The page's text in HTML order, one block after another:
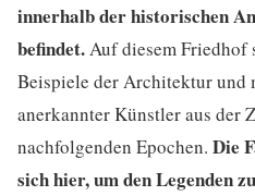
innerhalb der historischen
befindet.Auf diesem Friedhof
Beispiele der Architektur und
anerkannter Künstler aus der
nachfolgenden Epochen. Die
sich hier, um den Legenden